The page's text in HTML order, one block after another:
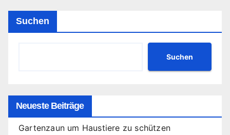
Suchen
Suchen
Neueste Beiträge
Gartenzaun um Haustiere zu schützen